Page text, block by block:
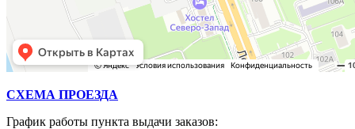
СХЕМА ПРОЕЗДА
График работы пункта выдачи заказов: